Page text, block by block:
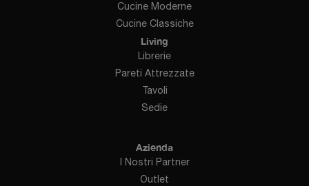
Cucine Moderne
Cucine Classiche
Living
Librerie
Pareti Attrezzate
Tavoli
Sedie
Azienda
I Nostri Partner
Outlet